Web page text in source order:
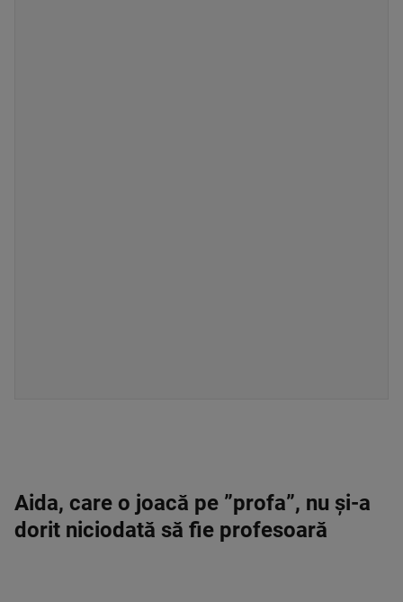
Aida, care o joacă pe ”profa”, nu și-a
dorit niciodată să fie profesoară